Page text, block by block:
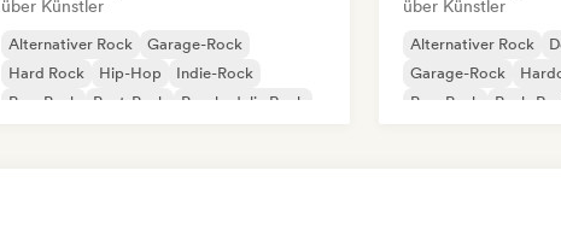
über Künstler
Alternativer Rock
Garage-Rock
Hard Rock
Hip-Hop
Indie-Rock
Pop-Punk
Post-Punk Psychedelic Rock
über Künstler
Alternativer Rock
Garage-Rock
Pop-Punk
Punk-